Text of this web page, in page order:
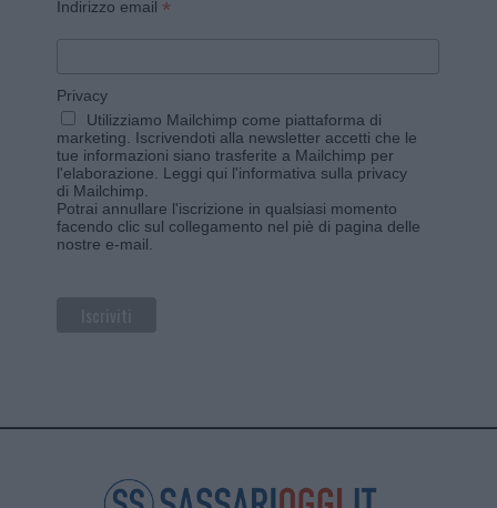
Indirizzo email *
Privacy
Utilizziamo Mailchimp come piattaforma di
marketing. Iscrivendoti alla newsletter accetti che le
tue informazioni siano trasferite a Mailchimp per
l'elaborazione. Leggi qui l'informativa sulla privacy
di Mailchimp
Potrai annullare l'iscrizione in qualsiasi momento
facendo clic sul collegamento nel piè di pagina delle
nostre e-mail.